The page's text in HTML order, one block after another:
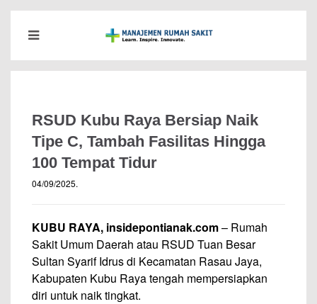
RSUD Kubu Raya Bersiap Naik
Tipe C, Tambah Fasilitas Hingga
100 Tempat Tidur
04/09/2025.
KUBU RAYA, insidepontianak.com– Rumah
Sakit Umum Daerah atau RSUD Tuan Besar
Sultan Syarif Idrus di Kecamatan Rasau Jaya,
Kabupaten Kubu Raya tengah mempersiapkan
diri untuk naik tingkat.